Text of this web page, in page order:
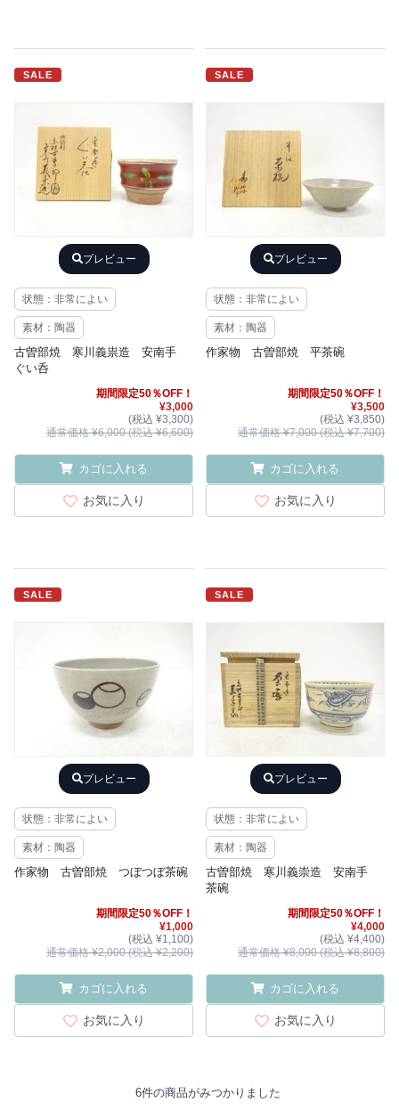
SALE
プレビュー
状態：非常によい
素材：陶器
古曽部焼 寒川義祟造 安南手
ぐい呑
期間限定50％OFF！
¥3,000
(税込 ¥3,300)
通常価格 ¥6,000 (税込 ¥6,600)
カゴに入れる
お気に入り
SALE
プレビュー
状態：非常によい
素材：陶器
作家物 古曽部焼 平茶碗
期間限定50％OFF！
¥3,500
(税込 ¥3,850)
通常価格 ¥7,000 (税込 ¥7,700)
カゴに入れる
お気に入り
SALE
プレビュー
状態：非常によい
素材：陶器
作家物 古曽部焼 つぼつぼ茶碗
期間限定50％OFF！
¥1,000
(税込 ¥1,100)
通常価格 ¥2,000 (税込 ¥2,200)
カゴに入れる
お気に入り
SALE
プレビュー
状態：非常によい
素材：陶器
古曽部焼 寒川義崇造 安南手
茶碗
期間限定50％OFF！
¥4,000
(税込 ¥4,400)
通常価格 ¥8,000 (税込 ¥8,800)
カゴに入れる
お気に入り
6件の商品がみつかりました